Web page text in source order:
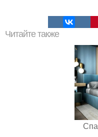
Читайте также